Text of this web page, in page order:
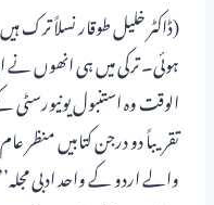
(ڈاکٹر خلیل طوقار نسلاً ترک
ہوئی۔ ترکی میں ہی انھوں نے
الوقت وہ استنبول یونیورسٹی
تقریباً دو درجن کتابیں منظر
والے اردو کے واحد ادبی